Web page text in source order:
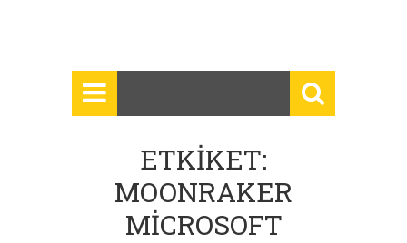
ETKIKET:
MOONRAKER
MICROSOFT